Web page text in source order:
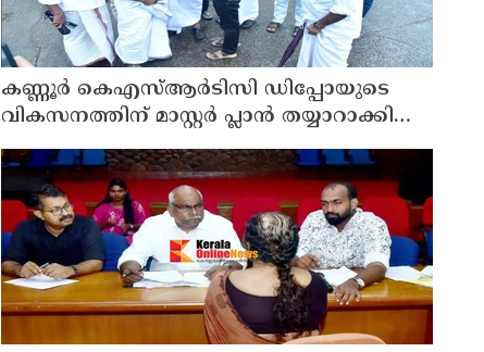
കണ്ണൂർ കെഎസ്ആർടിസി ഡിപ്പോയുടെ
വികസനത്തിന് മാസ്റ്റർ പ്ലാൻ തയ്യാറാക്കി
സമർപ്പിക്കും : ടി ഒ മോഹനൻ എം എൽ എ